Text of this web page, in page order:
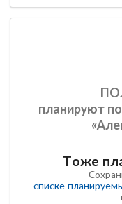
планируют
Тоже
списке